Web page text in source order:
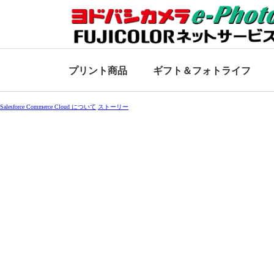
プリント商品 ギフト＆フォトライフ
Salesforce Commerce Cloud について ストーリー